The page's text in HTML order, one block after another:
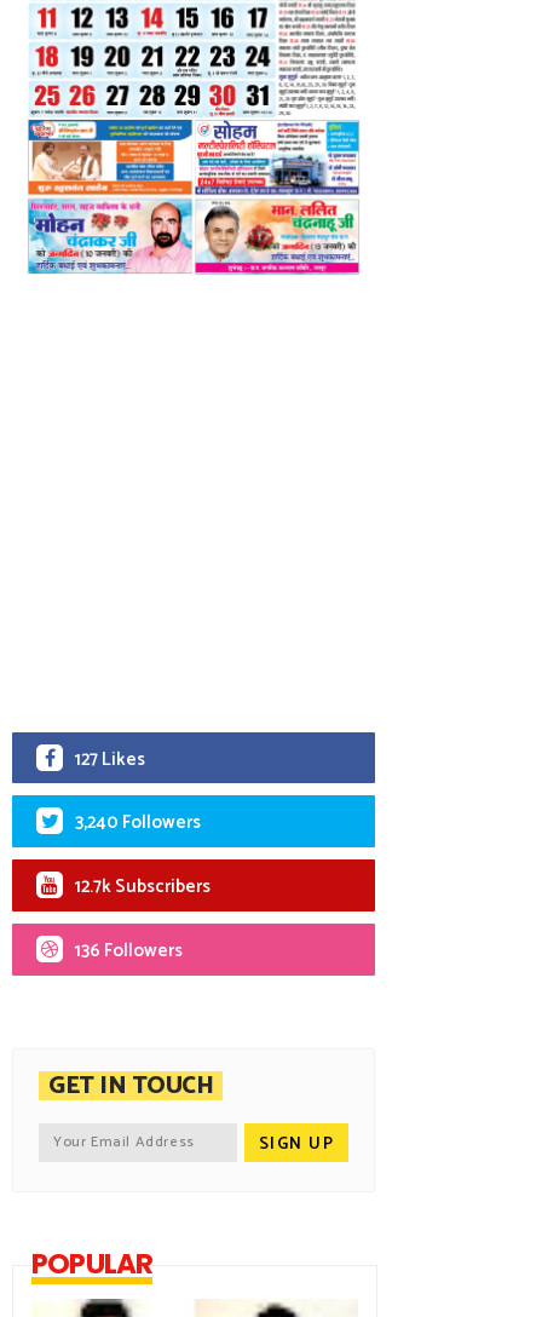
127 Likes
3,240 Followers
12.7k Subscribers
136 Followers
GET IN TOUCH
POPULAR